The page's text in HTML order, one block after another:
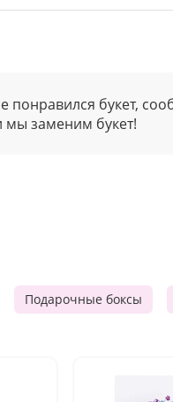
понравился букет,
мы заменим букет!
Подарочные боксы